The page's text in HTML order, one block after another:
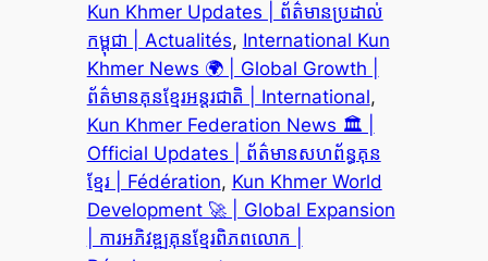
Kun Khmer Updates | ព័ត៌មានប្រដាល់
កម្ពុជា | Actualités, International Kun
Khmer News 🌍 | Global Growth |
ព័ត៌មានគុនខ្មែរអន្តរជាតិ | International
Kun Khmer Federation News 🏛️ |
Official Updates | ព័ត៌មានសហព័ន្ធគុន
ខ្មែរ | Fédération, Kun Khmer World
Development 🚀 | Global Expansion
| ការអភិវឌ្ឍគុនខ្មែរពិភពលោក |